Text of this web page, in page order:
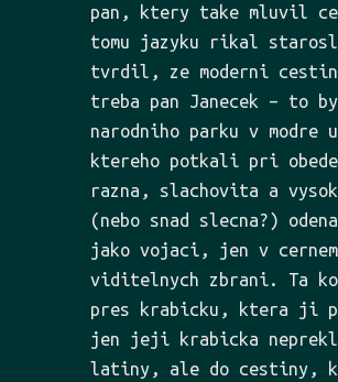
pan, ktery take mluvil
tomu jazyku rikal
tvrdil, ze moderni
treba pan Janecek – to
narodniho parku v modre
ktereho potkali pri
razna, slachovita a
(nebo snad slecna?)
jako vojaci, jen v
viditelnych zbrani. Ta
pres krabicku, ktera ji
jen jeji krabicka
latiny, ale do cestiny,